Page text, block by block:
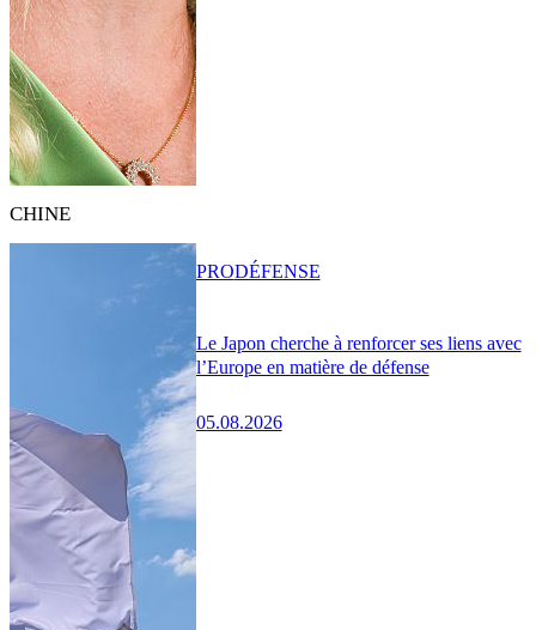
CHINE
Le Japon cherche à renforcer ses liens avec
l’Europe en matière de défense
05.08.2026
PRODÉFENSE